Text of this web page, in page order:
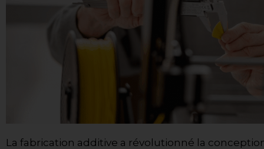
La fabrication additive a révolutionné la